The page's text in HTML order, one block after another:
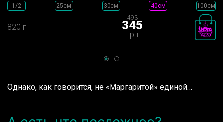
1/2 25см 30см 40см 100см
820 г
493
345
грн
Однако, как говорится, не «Маргаритой» единой…